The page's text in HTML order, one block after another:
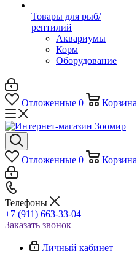
Товары для рыб/
рептилий
Аквариумы
Корм
Оборудование
Отложенные 0 Корзина
Отложенные 0 Корзина
Телефоны
+7 (911) 663-33-04
Заказать звонок
Личный кабинет